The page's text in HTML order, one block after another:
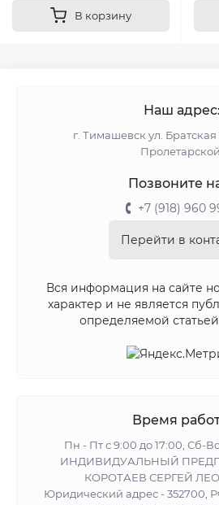
В корзину
Наш адрес:
г. Тимашевск ул. Братская
Позвоните
+7 (918) 960
Перейти в
Вся информация на сайте
характер и не является
определяемой
Время
Пн - Пт с 9:00 до 17:00, Сб-
ИНДИВИДУАЛЬНЫЙ
КОРОТАЕВ СЕРГЕЙ
Юридический адрес - 352700,